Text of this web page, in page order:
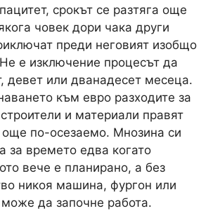
срокът се разтяга още
човек дори чака други
преди неговият изобщо
е изключение процесът да
девет или дванадесет месеца.
към евро разходите за
и материали правят
още по-осезаемо. Мнозина си
за времето едва когато
вече е планирано, а без
никоя машина, фургон или
да започне работа.